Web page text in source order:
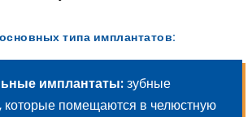
типа имплантатов:
имплантаты:зубные
которые помещаются в челюстную